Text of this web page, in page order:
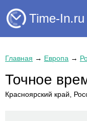
Time-In.ru
Главная → Европа →
Точное
Красноярский край,